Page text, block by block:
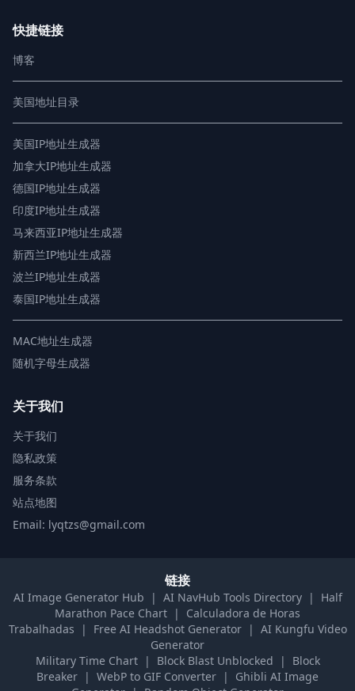
快捷链接
博客
美国地址目录
美国IP地址生成器
加拿大IP地址生成器
德国IP地址生成器
印度IP地址生成器
马来西亚IP地址生成器
新西兰IP地址生成器
波兰IP地址生成器
泰国IP地址生成器
MAC地址生成器
随机字母生成器
关于我们
关于我们
隐私政策
服务条款
站点地图
Email: lyqtzs@gmail.com
链接
AI Image Generator Hub | AI NavHub Tools Directory |
Half
Marathon Pace Chart |
Calculadora de Horas
Trabalhadas
| Free AI Headshot Generator | AI Kungfu Video
Generator
Military Time Chart
| Block Blast Unblocked |
Block
Breaker | WebP to GIF Converter |
Ghibli AI Image